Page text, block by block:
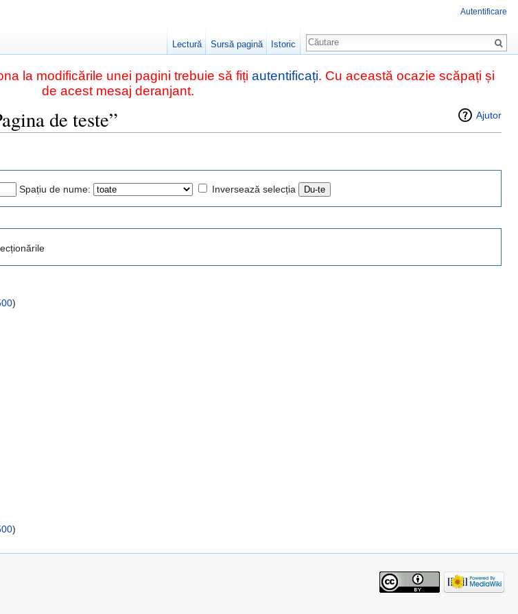
la modificările unei pagini trebuie să fiți autentificați. Cu această ocazie scăpați și
de acest mesaj deranjant.
Ajutor
de teste”
Spațiu de nume: Inversează selecția
)
)
Autentificare
Lectură Sursă pagină Istoric
Căutare